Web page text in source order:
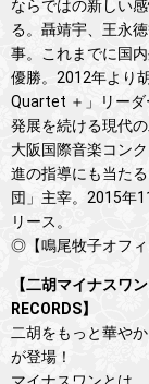
ならではの新しい
る。聶靖宇、王永
事。これまでに国
優勝。2012年より
Quartet ＋」リーダ
発展を続ける現代
大阪国際音楽コン
進の指導にも当た
団」主宰。2015年
リース。
◎【鳴尾牧子オフィ
【二胡マイナスワ
RECORDS】
二胡をもっと華や
が登場！